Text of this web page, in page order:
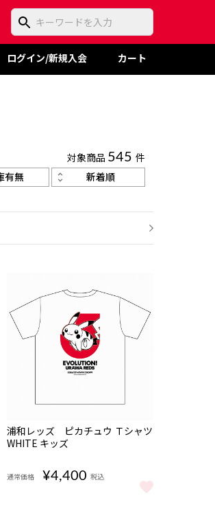
ログイン/新規入会 カート
対象商品 545 件
有無
新着順
次のページ
をもっと見る
NEW
販売期
間
08/07
17:00〜
浦和レッズ ピカチュウ Ｔシャツ
WHITE キッズ
通常価格 ¥4,400 税込
浦和レッズ ピカチュウ Ｔシャツ WHITE キッ